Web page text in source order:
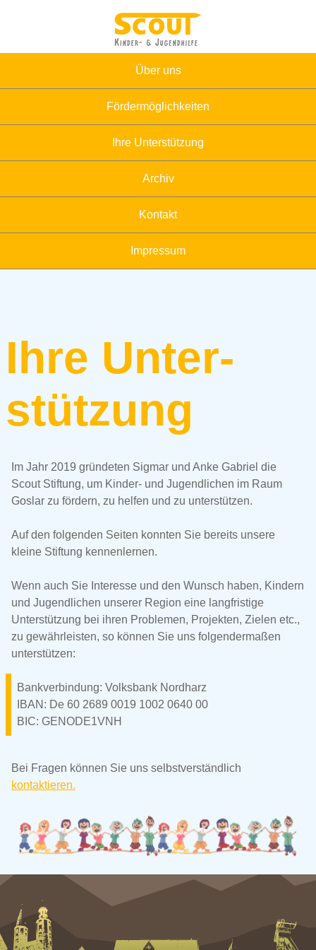
Über uns
Fördermöglichkeiten
Ihre Unterstützung
Archiv
Kontakt
Impressum
Ihre Unter­
stütz­ung
Im Jahr 2019 gründeten Sigmar und Anke Gabriel die
Scout Stiftung, um Kinder- und Jugendlichen im Raum
Goslar zu fördern, zu helfen und zu unterstützen.
Auf den folgenden Seiten konnten Sie bereits unsere
kleine Stiftung kennenlernen.
Wenn auch Sie Interesse und den Wunsch haben, Kindern
und Jugendlichen unserer Region eine langfristige
Unterstützung bei ihren Problemen, Projekten, Zielen etc.,
zu gewährleisten, so können Sie uns folgendermaßen
unterstützen:
Bankverbindung: Volksbank Nordharz
IBAN: De 60 2689 0019 1002 0640 00
BIC: GENODE1VNH
Bei Fragen können Sie uns selbstverständlich
kontaktieren.